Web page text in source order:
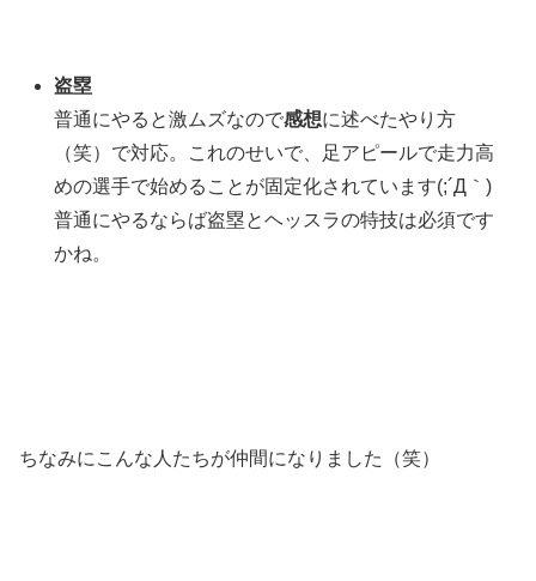
盗塁
普通にやると激ムズなので感想に述べたやり方
（笑）で対応。これのせいで、足アピールで走力高
めの選手で始めることが固定化されています(;´Д｀)
普通にやるならば盗塁とヘッスラの特技は必須です
かね。
ちなみにこんな人たちが仲間になりました（笑）